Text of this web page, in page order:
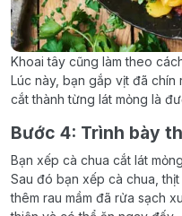
Khoai tây cũng làm theo
Lúc này, bạn gắp vịt đã chín
cắt thành từng lát mỏng là
Bước 4: Trình bày
Bạn xếp cà chua cắt lát
Sau đó bạn xếp cà chua,
thêm rau mầm đã rửa sạch